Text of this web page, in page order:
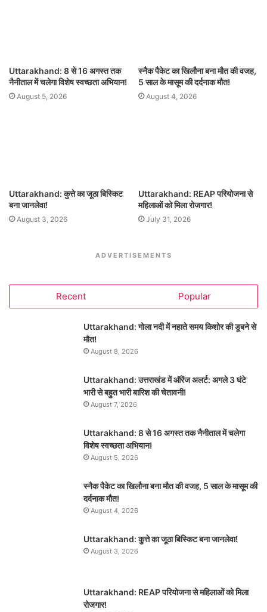
Uttarakhand: 8 से 16 अगस्त तक
नैनीताल में चलेगा विशेष स्वच्छता अभियान!
August 5, 2026
स्नैक पैकेट का खिलौना बना मौत की वजह,
5 साल के मासूम की दर्दनाक मौत!
August 4, 2026
Uttarakhand: कुत्ते का जूठा बिस्किट
बना जानलेवा!
August 3, 2026
Uttarakhand: REAP परियोजना से
महिलाओं को मिला रोजगार!
July 31, 2026
ADVERTISEMENTS
Recent Popular
Uttarakhand: गोला नदी में नहाते समय किशोर की डूबने से
मौत!
August 8, 2026
Uttarakhand: उत्तराखंड में ऑरेंज अलर्ट: अगले 3 घंटे
भारी से बहुत भारी बारिश की चेतावनी!
August 7, 2026
Uttarakhand: 8 से 16 अगस्त तक नैनीताल में चलेगा
विशेष स्वच्छता अभियान!
August 5, 2026
स्नैक पैकेट का खिलौना बना मौत की वजह, 5 साल के मासूम की
दर्दनाक मौत!
August 4, 2026
Uttarakhand: कुत्ते का जूठा बिस्किट बना जानलेवा!
August 3, 2026
Uttarakhand: REAP परियोजना से महिलाओं को मिला
रोजगार!